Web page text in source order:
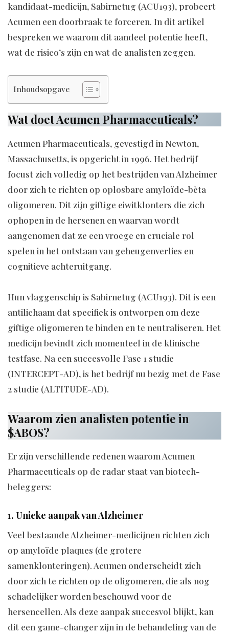
kandidaat-medicijn, Sabirnetug (ACU193), probeert
Acumen een doorbraak te forceren. In dit artikel
bespreken we waarom dit aandeel potentie heeft,
wat de risico’s zijn en wat de analisten zeggen.
Inhoudsopgave
Wat doet Acumen Pharmaceuticals?
Acumen Pharmaceuticals, gevestigd in Newton,
Massachusetts, is opgericht in 1996. Het bedrijf
focust zich volledig op het bestrijden van Alzheimer
door zich te richten op oplosbare amyloïde-bèta
oligomeren. Dit zijn giftige eiwitklonters die zich
ophopen in de hersenen en waarvan wordt
aangenomen dat ze een vroege en cruciale rol
spelen in het ontstaan van geheugenverlies en
cognitieve achteruitgang.
Hun vlaggenschip is Sabirnetug (ACU193). Dit is een
antilichaam dat specifiek is ontworpen om deze
giftige oligomeren te binden en te neutraliseren. Het
medicijn bevindt zich momenteel in de klinische
testfase. Na een succesvolle Fase 1 studie
(INTERCEPT-AD), is het bedrijf nu bezig met de Fase
2 studie (ALTITUDE-AD).
Waarom zien analisten potentie in
$ABOS?
Er zijn verschillende redenen waarom Acumen
Pharmaceuticals op de radar staat van biotech-
beleggers:
1. Unieke aanpak van Alzheimer
Veel bestaande Alzheimer-medicijnen richten zich
op amyloïde plaques (de grotere
samenklonteringen). Acumen onderscheidt zich
door zich te richten op de oligomeren, die als nog
schadelijker worden beschouwd voor de
hersencellen. Als deze aanpak succesvol blijkt, kan
dit een game-changer zijn in de behandeling van de